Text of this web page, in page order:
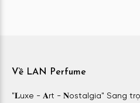
Về LAN Perfume
"𝐋uxe - 𝐀rt - 𝐍ostalgia" Sang